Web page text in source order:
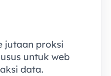
jutaan proksi
untuk web
data.